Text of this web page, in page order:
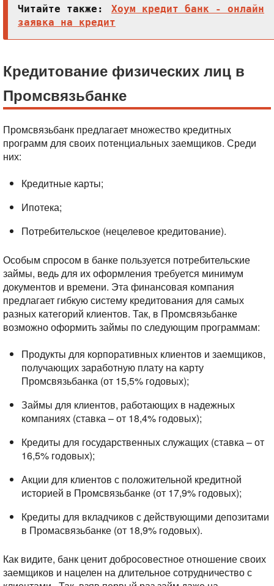
Читайте также:
Хоум кредит банк - онлайн
заявка на кредит
Кредитование физических лиц в
Промсвязьбанке
Промсвязьбанк предлагает множество кредитных
программ для своих потенциальных заемщиков. Среди
них:
Кредитные карты;
Ипотека;
Потребительское (нецелевое кредитование).
Особым спросом в банке пользуется потребительские
займы, ведь для их оформления требуется минимум
документов и времени. Эта финансовая компания
предлагает гибкую систему кредитования для самых
разных категорий клиентов. Так, в Промсвязьбанке
возможно оформить займы по следующим программам:
Продукты для корпоративных клиентов и заемщиков,
получающих заработную плату на карту
Промсвязьбанка (от 15,5% годовых);
Займы для клиентов, работающих в надежных
компаниях (ставка – от 18,4% годовых);
Кредиты для государственных служащих (ставка – от
16,5% годовых);
Акции для клиентов с положительной кредитной
историей в Промсвязьбанке (от 17,9% годовых);
Кредиты для вкладчиков с действующими депозитами
в Промасвязьбанке (от 18,9% годовых).
Как видите, банк ценит добросовестное отношение своих
заемщиков и нацелен на длительное сотрудничество с